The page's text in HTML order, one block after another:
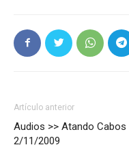
Artículo anterior
Audios >> Atando Cabos
2/11/2009